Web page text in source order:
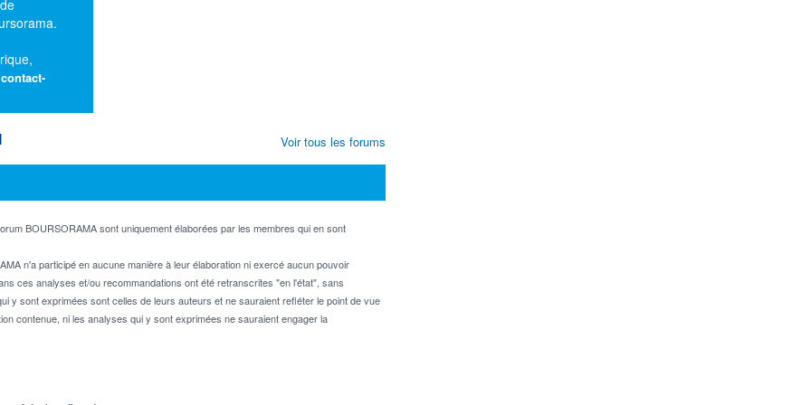
contact-
BOURSORAMA sont uniquement élaborées par les membres qui en sont
n'a participé en aucune manière à leur élaboration ni exercé aucun pouvoir
ces analyses et/ou recommandations ont été retranscrites "en l'état", sans
y sont exprimées sont celles de leurs auteurs et ne sauraient refléter le point de vue
contenue, ni les analyses qui y sont exprimées ne sauraient engager la
Voir tous les forums